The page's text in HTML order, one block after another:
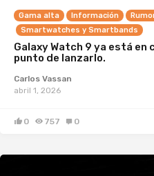
Gama alta Información
Smartwatches y Smartbands
Galaxy Watch 9 ya está en
punto de lanzarlo.
Carlos Vassan
abril 1, 2026
0 757 0